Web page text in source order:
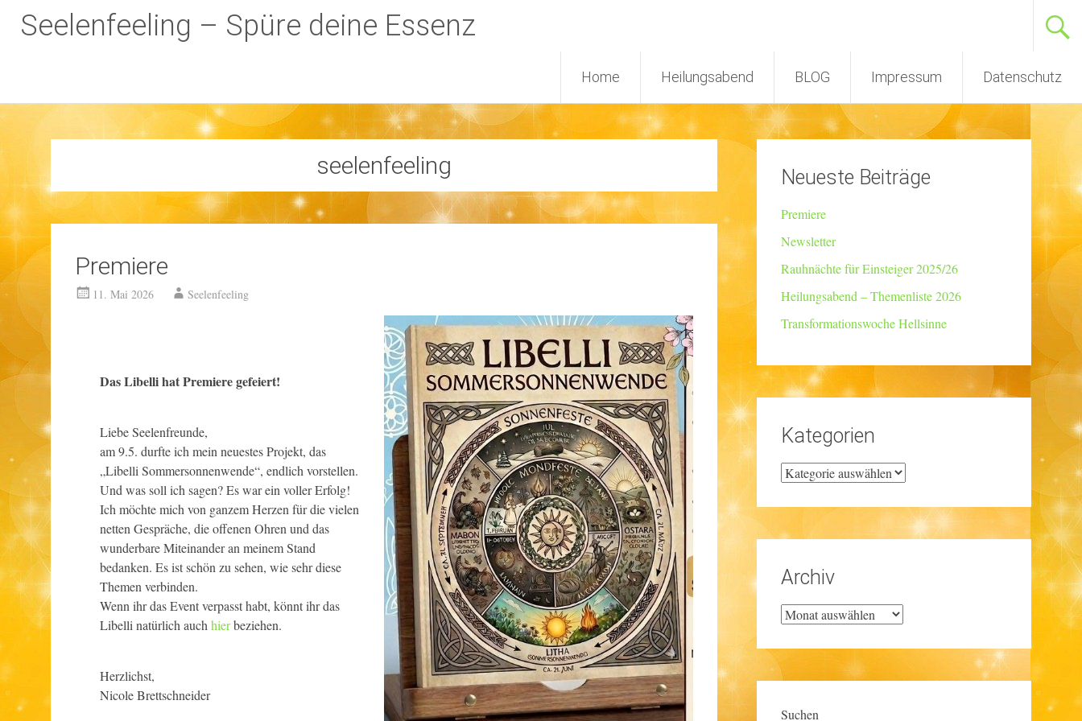
Seelenfeeling – Spüre deine Essenz
Home Heilungsabend BLOG Impressum Datenschutz
seelenfeeling
Premiere
11. Mai 2026 Seelenfeeling
Das Libelli hat Premiere gefeiert!
​Liebe Seelenfreunde,
​am 9.5. durfte ich mein neuestes Projekt, das
„Libelli Sommersonnenwende“, endlich vorstellen.
Und was soll ich sagen? Es war ein voller Erfolg!
​Ich möchte mich von ganzem Herzen für die vielen
netten Gespräche, die offenen Ohren und das
wunderbare Miteinander an meinem Stand
bedanken. Es ist schön zu sehen, wie sehr diese
Themen verbinden.
​Wenn ihr das Event verpasst habt, könnt ihr das
Libelli natürlich auchhierbeziehen.
​Herzlichst,
Nicole Brettschneider
Neueste Beiträge
Premiere
Newsletter
Rauhnächte für Einsteiger 2025/26
Heilungsabend – Themenliste 2026
Transformationswoche Hellsinne
Kategorien
Kategorien
Archiv
Archiv
Suchen